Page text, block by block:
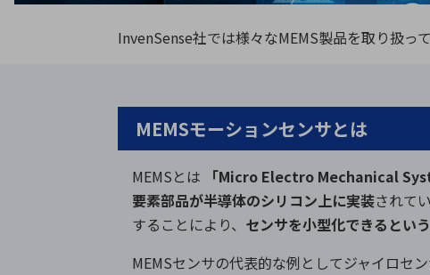
株式・株主情報
株式基本情報
株主還元
株価情報
株式手続き
株主総会
定款・株式取扱規程
InvenSense社では様々なMEMS製品を取り扱っ
MEMSモーションセンサとは
MEMSとは 「Micro Electro Mechanical
要素部品が半導体のシリコン上に実装されて
することにより、 センサを小型化できるとい
MEMSセンサの代表的な例としてジャイロセ